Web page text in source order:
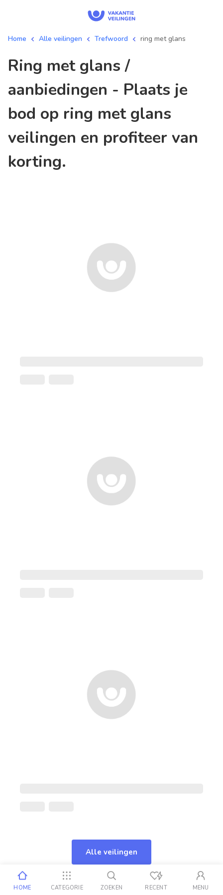
Home Alle veilingen Trefwoord ring met glans
ring met glans /
aanbiedingen - Plaats je
bod op ring met glans
veilingen en profiteer van
korting.
Alle veilingen
HOME CATEGORIE ZOEKEN RECENT MENU